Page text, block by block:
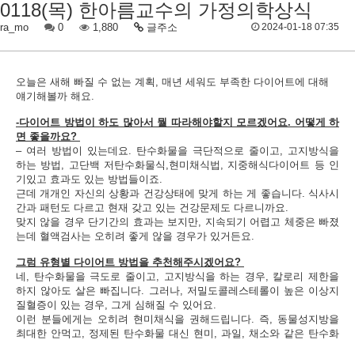
0118(목) 한아름교수의 가정의학상식
ra_mo 0 1,880 글주소 2024-01-18 07:35
오늘은 새해 빠질 수 없는 계획, 매년 세워도 부족한 다이어트에 대해
얘기해볼까 해요.
-다이어트 방법이 하도 많아서 뭘 따라해야할지 모르겠어요. 어떻게 하
면 좋을까요?
– 여러 방법이 있는데요. 탄수화물을 극단적으로 줄이고, 고지방식을
하는 방법, 고단백 저탄수화물식,현미채식법, 지중해식다이어트 등 인
기있고 효과도 있는 방법들이죠.
근데 개개인 자신의 상황과 건강상태에 맞게 하는 게 좋습니다. 식사시
간과 패턴도 다르고 현재 갖고 있는 건강문제도 다르니까요.
맞지 않을 경우 단기간의 효과는 보지만, 지속되기 어렵고 체중은 빠졌
는데 혈액검사는 오히려 좋게 않을 경우가 있거든요.
그럼 유형별 다이어트 방법을 추천해주시겠어요?
네, 탄수화물을 극도로 줄이고, 고지방식을 하는 경우, 칼로리 제한을
하지 않아도 살은 빠집니다. 그러나, 저밀도콜레스테롤이 높은 이상지
질혈증이 있는 경우, 그게 심해질 수 있어요.
이런 분들에게는 오히려 현미채식을 권해드립니다. 즉, 동물성지방을
최대한 안먹고, 정제된 탄수화물 대신 현미, 과일, 채소와 같은 탄수화